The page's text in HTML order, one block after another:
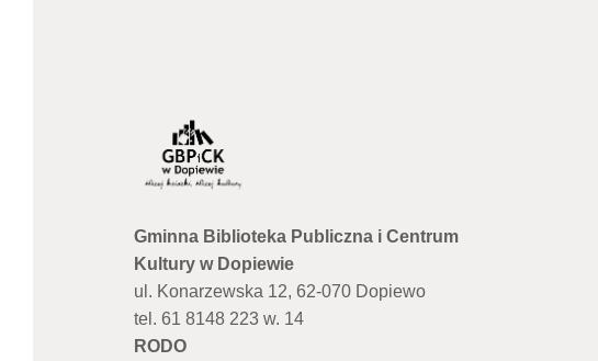
Gminna Biblioteka Publiczna i Centrum
Kultury w Dopiewie
ul. Konarzewska 12, 62-070 Dopiewo
tel. 61 8148 223 w. 14
RODO